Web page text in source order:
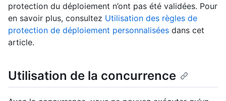
protection du déploiement n’ont pas été validées. Pour
en savoir plus, consultez Utilisation des règles de
protection de déploiement personnalisées dans cet
article.
Utilisation de la concurrence